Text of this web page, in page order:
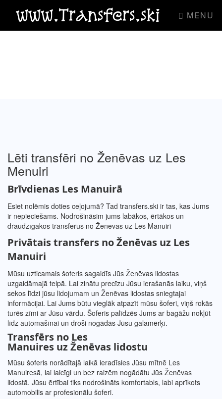
www.Transfers.ski MENU
Lēti transfēri no Ženēvas uz Les
Menuiri
Brīvdienas Les Manuirā
Esiet nolēmis doties ceļojumā? Tad transfers.ski ir tas, kas Jums
ir nepieciešams. Nodrošināsim jums labākos, ērtākos un
draudzīgākos transfērus no Ženēvas uz Les Manuiri
Privātais transfers noŽenēvas uz Les
Manuiri
Mūsu uzticamais šoferis sagaidīs Jūs Ženēvas lidostas
uzgaidāmajā telpā. Lai zinātu precīzu Jūsu ierašanās laiku, viņš
sekos līdzi jūsu lidojumam un Ženēvas lidostas sniegtajai
informācijai. Lai Jums būtu vieglāk atpazīt mūsu šoferi, viņš rokās
turēs zīmi ar Jūsu vārdu. Šoferis palīdzēs Jums ar bagāžu nokļūt
līdz automašīnai un droši nogādās Jūsu galamērķī.
Transfērs no Les
Manuires uzŽenēvas lidostu
Mūsu šoferis norādītajā laikā ieradīsies Jūsu mītnē Les
Manuiresā, lai laicīgi un bez raizēm nogādātu Jūs Ženēvas
lidostā. Jūsu ērtībai tiks nodrošināts komfortabls, labi aprīkots
automobilis ar profesionālu šoferi.